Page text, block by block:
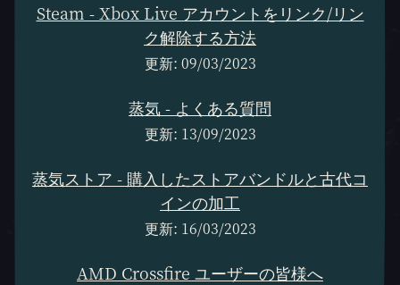
Steam - Xbox Live アカウントをリンク/リン
ク解除する方法
更新: 09/03/2023
蒸気 - よくある質問
更新: 13/09/2023
蒸気ストア - 購入したストアバンドルと古代コ
インの加工
更新: 16/03/2023
AMD Crossfire ユーザーの皆様へ